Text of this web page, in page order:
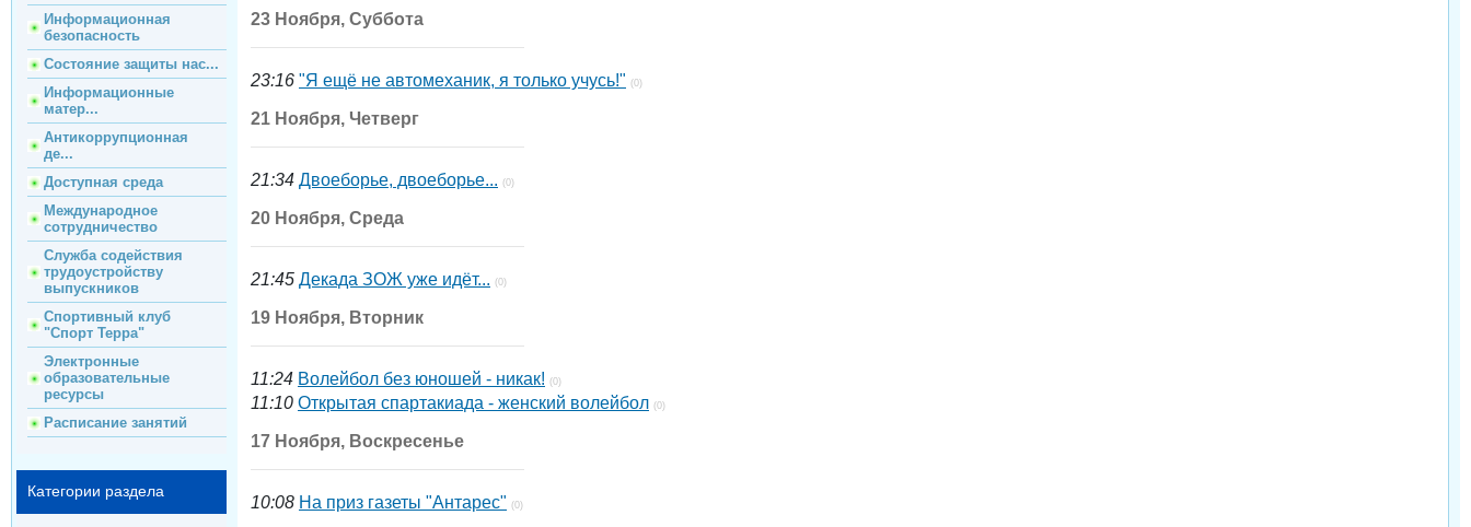
Информационная
безопасность
Состояние защиты нас...
Информационные
матер...
Антикоррупционная
де...
Доступная среда
Международное
сотрудничество
Служба содействия
трудоустройству
выпускников
Спортивный клуб
"Спорт Терра"
Электронные
образовательные
ресурсы
Расписание занятий
Категории раздела
23 Ноября, Суббота
23:16 "Я ещё не автомеханик, я только учусь!" (0)
21 Ноября, Четверг
21:34 Двоеборье, двоеборье... (0)
20 Ноября, Среда
21:45 Декада ЗOЖ уже идёт... (0)
19 Ноября, Вторник
11:24 Волейбол без юношей - никак! (0)
11:10 Открытая спартакиада - женский волейбол (0)
17 Ноября, Воскресенье
10:08 На приз газеты "Антарес" (0)